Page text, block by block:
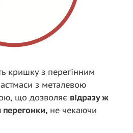
кришку з перегінним
з металевою
що дозволяє відразу ж
перегонки, не чекаючи